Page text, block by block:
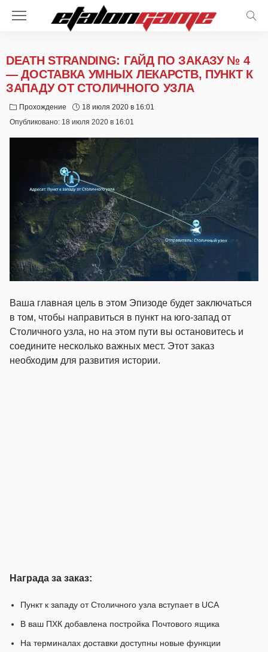
DEATH STRANDING: ГАЙД ПО ЗАКАЗУ № 4
— ДОСТАВКА УМНЫХ ЛЕКАРСТВ, ПУНКТ К
ЗАПАДУ ОТ СТОЛИЧНОГО УЗЛА
Прохождение
18 июля 2020 в 16:01
Опубликовано: 18 июля 2020 в 16:01
Ваша главная цель в этом Эпизоде будет заключаться
в том, чтобы направиться в пункт на юго-запад от
Столичного узла, но на этом пути вы остановитесь и
соедините несколько важных мест. Этот заказ
необходим для развития истории.
Награда за заказ:
Пункт к западу от Столичного узла вступает в UCA
В ваш ПХК добавлена постройка Почтового ящика
На терминалах доставки доступны новые функции